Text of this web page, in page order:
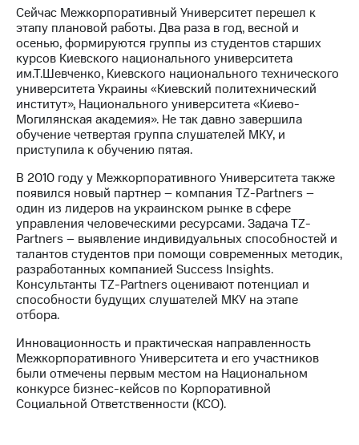
Новости
в
регионе
и акционерам
Корпоративное
управление
Корпоративный
секретарь
Раскрытие
информации
Информация
акционерам
Документы
ПАО
"МТС"
Собрания
акционеров
Личный
акционера
Акционерный
капитал
Контроль
и
Сейчас Межкорпоративный Университет перешел к
этапу плановой работы. Два раза в год, весной и
осенью, формируются группы из студентов старших
курсов Киевского национального университета
им.Т.Шевченко, Киевского национального технического
университета Украины «Киевский политехнический
институт», Национального университета «Киево-
Могилянская академия». Не так давно завершила
обучение четвертая группа слушателей МКУ, и
приступила к обучению пятая.
В 2010 году у Межкорпоративного Университета также
появился новый партнер – компания TZ-Partners –
один из лидеров на украинском рынке в сфере
управления человеческими ресурсами. Задача TZ-
Partners – выявление индивидуальных способностей и
талантов студентов при помощи современных методик,
разработанных компанией Success Insights.
Консультанты TZ-Partners оценивают потенциал и
способности будущих слушателей МКУ на этапе
отбора.
Инновационность и практическая направленность
Межкорпоративного Университета и его участников
были отмечены первым местом на Национальном
конкурсе бизнес-кейсов по Корпоративной
Социальной Ответственности (КСО).